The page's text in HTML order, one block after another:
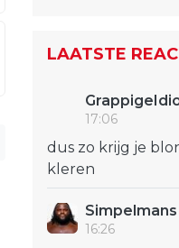
LAATSTE
17:06
dus zo krijg je
kleren
Simpelmans
16:26